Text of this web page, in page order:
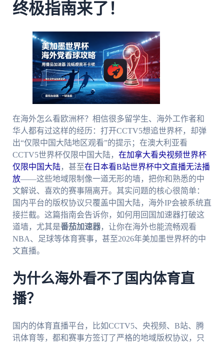
终极指南来了！
在海外怎么看欧洲杯？相信很多留学生、海外工作者和
华人都有过这样的经历：打开CCTV5想追世界杯，却弹
出“仅限中国大陆地区观看”的提示；在澳大利亚看
CCTV5世界杯仅限中国大陆， 在加拿大看央视频世界杯
仅限中国大陆，甚至在日本看B站世界杯中文直播无法播
放——这些地域限制像一道无形的墙，把你和熟悉的中
文解说、喜欢的赛事隔离开。其实问题的核心很简单：
国内平台的版权协议只覆盖中国大陆，海外IP会被系统直
接拦截。这篇指南会告诉你，如何用回国加速器打破这
道墙，尤其是番茄加速器，让你在海外也能流畅观看
NBA、足球等体育赛事，甚至2026年美加墨世界杯的中
文直播。
为什么海外看不了国内体育直
播？
国内的体育直播平台，比如CCTV5、央视频、B站、腾
讯体育等，都和赛事方签订了严格的地域版权协议，只